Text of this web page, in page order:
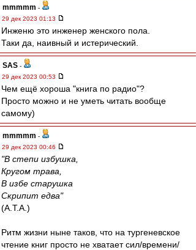
mmmmm -
29 дек 2023 01:13
Инженю это инженер женского пола.
Таки да, наивный и истерический.
SAS -
29 дек 2023 00:53
Чем ещё хороша "книга по радио"?
Просто можно и не уметь читать вообще
самому)
mmmmm -
29 дек 2023 00:46
"В степи избушка,
Кругом трава,
В избе старушка
Скрипит едва"
(А.Т.А.)
Ритм жизни ныне таков, что на тургеневское
чтение книг просто не хватает сил/времени/